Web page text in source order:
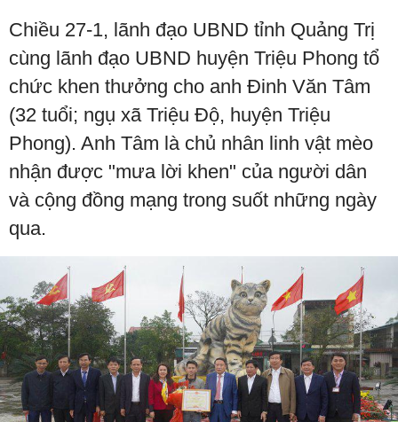
Chiều 27-1, lãnh đạo UBND tỉnh Quảng Trị
cùng lãnh đạo UBND huyện Triệu Phong tổ
chức khen thưởng cho anh Đinh Văn Tâm
(32 tuổi; ngụ xã Triệu Độ, huyện Triệu
Phong). Anh Tâm là chủ nhân linh vật mèo
nhận được "mưa lời khen" của người dân
và cộng đồng mạng trong suốt những ngày
qua.